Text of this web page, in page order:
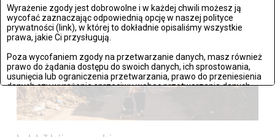
Wyrażenie zgody jest dobrowolne i w każdej chwili możesz ją
wycofać zaznaczając odpowiednią opcję w naszej polityce
prywatności (link), w której to dokładnie opisaliśmy wszystkie
prawa, jakie Ci przysługują.
Poza wycofaniem zgody na przetwarzanie danych, masz również
prawo do żądania dostępu do swoich danych, ich sprostowania,
usunięcia lub ograniczenia przetwarzania, prawo do przeniesienia
danych czy wyrażenia sprzeciwu wobec przetwarzania danych.
Jeżeli nie chcesz wyrazić zgody na przetwarzanie plików cookies,
przejdź do
ustawień zaawansowanych